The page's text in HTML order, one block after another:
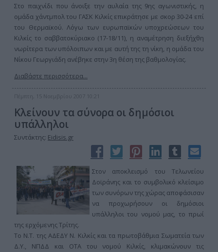
Στο παιχνίδι που άνοιξε την αυλαία της 9ης αγωνιστικής, η
ομάδα χάντμπολ του ΓΑΣΚ Κιλκίς επικράτησε με σκορ 30-24 επί
του Θερμαϊκού. Λόγω των ευρωπαϊκών υποχρεώσεων του
Κιλκίς το σαββατοκύριακο (17-18/11), η αναμέτρηση διεξήχθη
νωρίτερα των υπόλοιπων και με αυτή της τη νίκη, η ομάδα του
Νίκου Γεωργιάδη ανέβηκε στην 3η θέση της βαθμολογίας.
Διαβάστε περισσότερα...
Πέμπτη, 15 Νοεμβρίου 2007 10:21
Κλείνουν τα σύνορα οι δημόσιοι
υπάλληλοι
Συντάκτης: Eidisis.gr
Στον αποκλεισμό του Τελωνείου
Δοϊράνης και το συμβολικό κλείσιμο
των συνόρων της χώρας αποφάσισαν
να προχωρήσουν οι δημόσιοι
υπάλληλοι του νομού μας, το πρωί
της ερχόμενης Τρίτης.
Το Ν.Τ. της ΑΔΕΔΥ Ν. Κιλκίς και τα πρωτοβάθμια Σωματεία των
Δ.Υ., ΝΠΔΔ και ΟΤΑ του νομού Κιλκίς, κλιμακώνουν τις